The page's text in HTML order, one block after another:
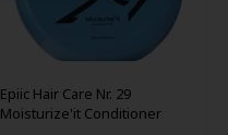
Epiic Hair Care Nr. 29
Moisturize'it Conditioner